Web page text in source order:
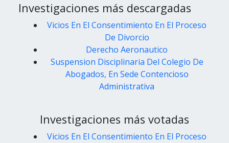
Investigaciones más descargadas
Vicios En El Consentimiento En El Proceso
De Divorcio
Derecho Aeronautico
Suspension Disciplinaria Del Colegio De
Abogados, En Sede Contencioso
Administrativa
Investigaciones más votadas
Vicios En El Consentimiento En El Proceso